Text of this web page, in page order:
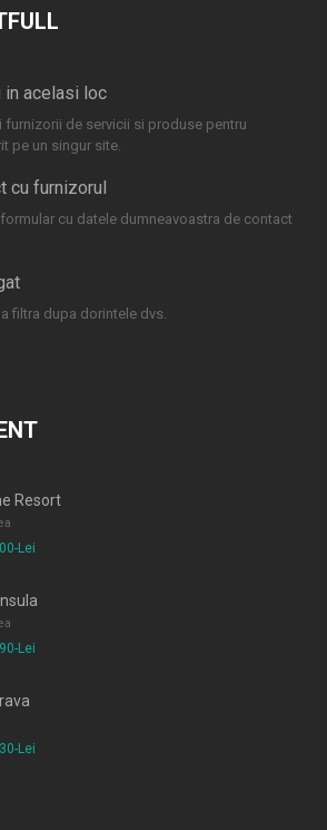
acelasi loc
furnizorii de servicii si produse pentru
pe un singur site.
cu furnizorul
cu datele dumneavoastra de contact
filtra dupa dorintele dvs.
Resort
Lei
Lei
Lei